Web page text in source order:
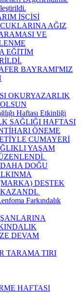
İŞÇİSİ
AĞIZ
VE
EĞİTİM
BAYRAMI'MIZ
OKURYAZARLIK
Haftası Etkinliği
SAĞLIĞI HAFTASI
ÖNEME
CUMAYERİ
YAŞAM
DOĞU
DESTEK
Farkındalık
DEVAM
TARAMA TIRI
HAFTASI